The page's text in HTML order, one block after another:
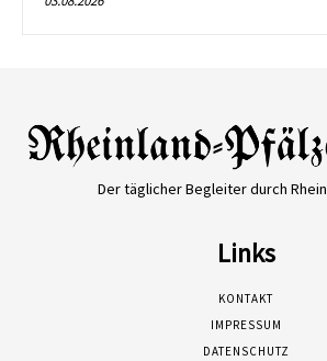
Der täglicher Begleiter durch
Links
KONTAKT
IMPRESSUM
DATENSCHUTZ